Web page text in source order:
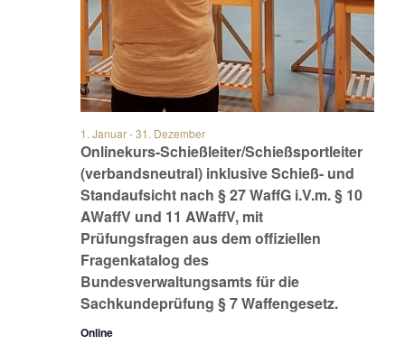
Onlinekurs-Schießleiter/Schießsportleiter
(verbandsneutral) inklusive Schieß- und
Standaufsicht nach § 27 WaffG i.V.m. § 10
AWaffV und 11 AWaffV, mit
Prüfungsfragen aus dem offiziellen
Fragenkatalog des
Bundesverwaltungsamts für die
Sachkundeprüfung § 7 Waffengesetz.
1. Januar-31. Dezember
Online